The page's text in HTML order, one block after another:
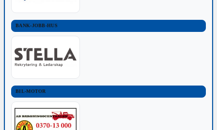
BANK-JOBB-HUS
BIL-MOTOR